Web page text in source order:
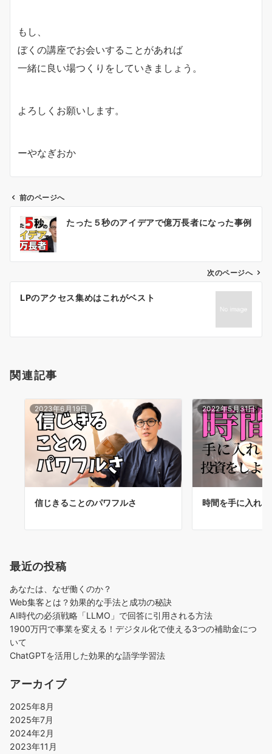
もし、
ぼくの講座でお会いすることがあれば
一緒に良い場つくりをしていきましょう。
よろしくお願いします。
ーやなぎおか
ビ
ン
前のページへ
たった５秒のアイデアで億万長者になった事例
次のページへ
LPのアクセス集めはこれがベスト
関連記事
2023年6月19日
信じきることのパワフルさ
2022年5月31日
時間を手に入れ
最近の投稿
あなたは、なぜ働くのか？
Web集客とは？効果的な手法と成功の秘訣
AI時代の必須戦略「LLMO」で回答に引用される方法
1900万円で事業を変える！デジタル化で使える3つの補助金につ
いて
ChatGPTを活用した効果的な語学学習法
アーカイブ
2025年8月
2025年7月
2024年2月
2023年11月